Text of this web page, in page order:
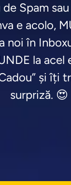
Spam
e acolo,
noi în
la acel
și îți
surpriză. 😍